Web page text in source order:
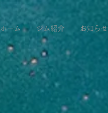
ホーム ジム紹介 お知らせ